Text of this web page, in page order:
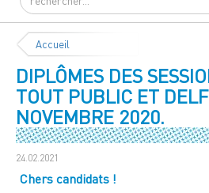
Accueil
DIPLÔMES DES
TOUT PUBLIC ET
NOVEMBRE 2020.
24.02.2021
Chers candidats !